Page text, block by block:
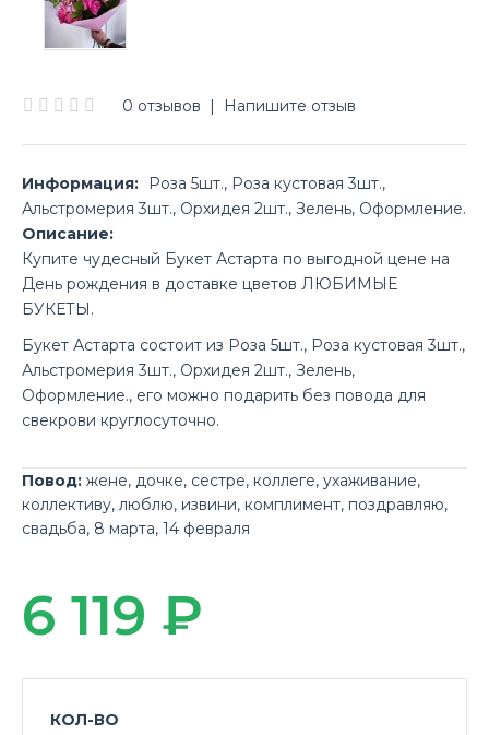
0 отзывов | Напишите отзыв
Информация:
Роза 5шт., Роза кустовая 3шт.,
Альстромерия 3шт., Орхидея 2шт., Зелень, Оформление.
Описание:
Купите чудесный Букет Астарта по выгодной цене на
День рождения в доставке цветов ЛЮБИМЫЕ
БУКЕТЫ.
Букет Астарта состоит из Роза 5шт., Роза кустовая 3шт.,
Альстромерия 3шт., Орхидея 2шт., Зелень,
Оформление., его можно подарить без повода для
свекрови круглосуточно.
Повод: жене, дочке, сестре, коллеге, ухаживание,
коллективу, люблю, извини, комплимент, поздравляю,
свадьба, 8 марта, 14 февраля
6 119 ₽
КОЛ-ВО